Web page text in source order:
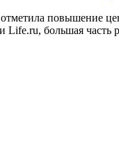
повышение
Life.ru, большая